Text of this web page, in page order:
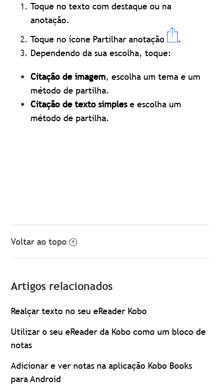
Toque no texto com destaque ou na
anotação.
Toque no ícone Partilhar anotação
.
Dependendo da sua escolha, toque:
Citação de imagem, escolha um tema e um
método de partilha.
Citação de texto simplese escolha um
método de partilha.
Voltar ao topo
Artigos relacionados
Realçar texto no seu eReader Kobo
Utilizar o seu eReader da Kobo como um bloco de
notas
Adicionar e ver notas na aplicação Kobo Books
para Android